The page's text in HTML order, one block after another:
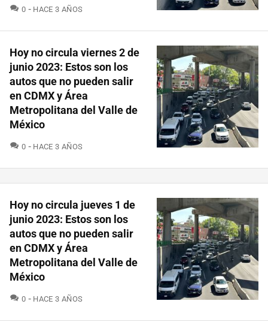
0 COMENTARIOS
HACE 3 AÑOS
Hoy no circula viernes 2 de
junio 2023: Estos son los
autos que no pueden salir
en CDMX y Área
Metropolitana del Valle de
México
0 COMENTARIOS
HACE 3 AÑOS
Hoy no circula jueves 1 de
junio 2023: Estos son los
autos que no pueden salir
en CDMX y Área
Metropolitana del Valle de
México
0 COMENTARIOS
HACE 3 AÑOS